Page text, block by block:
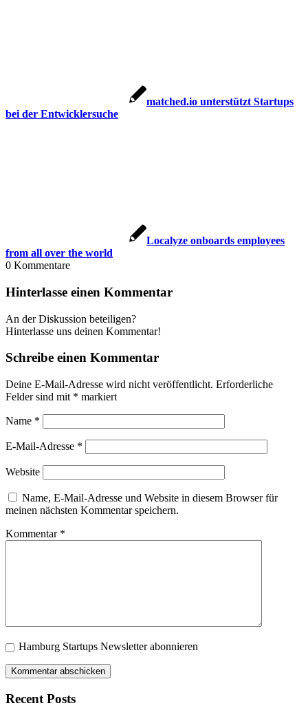
matched.io unterstützt Startups
bei der Entwicklersuche
Localyze onboards employees
from all over the world
0 Kommentare
Hinterlasse einen Kommentar
An der Diskussion beteiligen?
Hinterlasse uns deinen Kommentar!
Schreibe einen Kommentar
Deine E-Mail-Adresse wird nicht veröffentlicht. Erforderliche
Felder sind mit * markiert
Name *
E-Mail-Adresse *
Website
Name, E-Mail-Adresse und Website in diesem Browser für
meinen nächsten Kommentar speichern.
Kommentar *
Hamburg Startups Newsletter abonnieren
Recent Posts